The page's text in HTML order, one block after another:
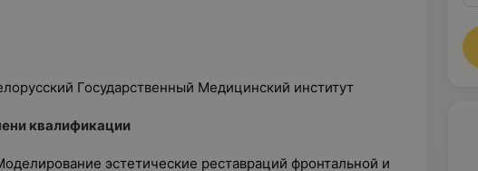
Государственный Медицинский институт
квалификации
эстетические реставраций фронтальной и